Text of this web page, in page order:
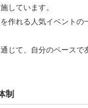
しています。
作れる人気イベントの
じて、自分のペースで
制